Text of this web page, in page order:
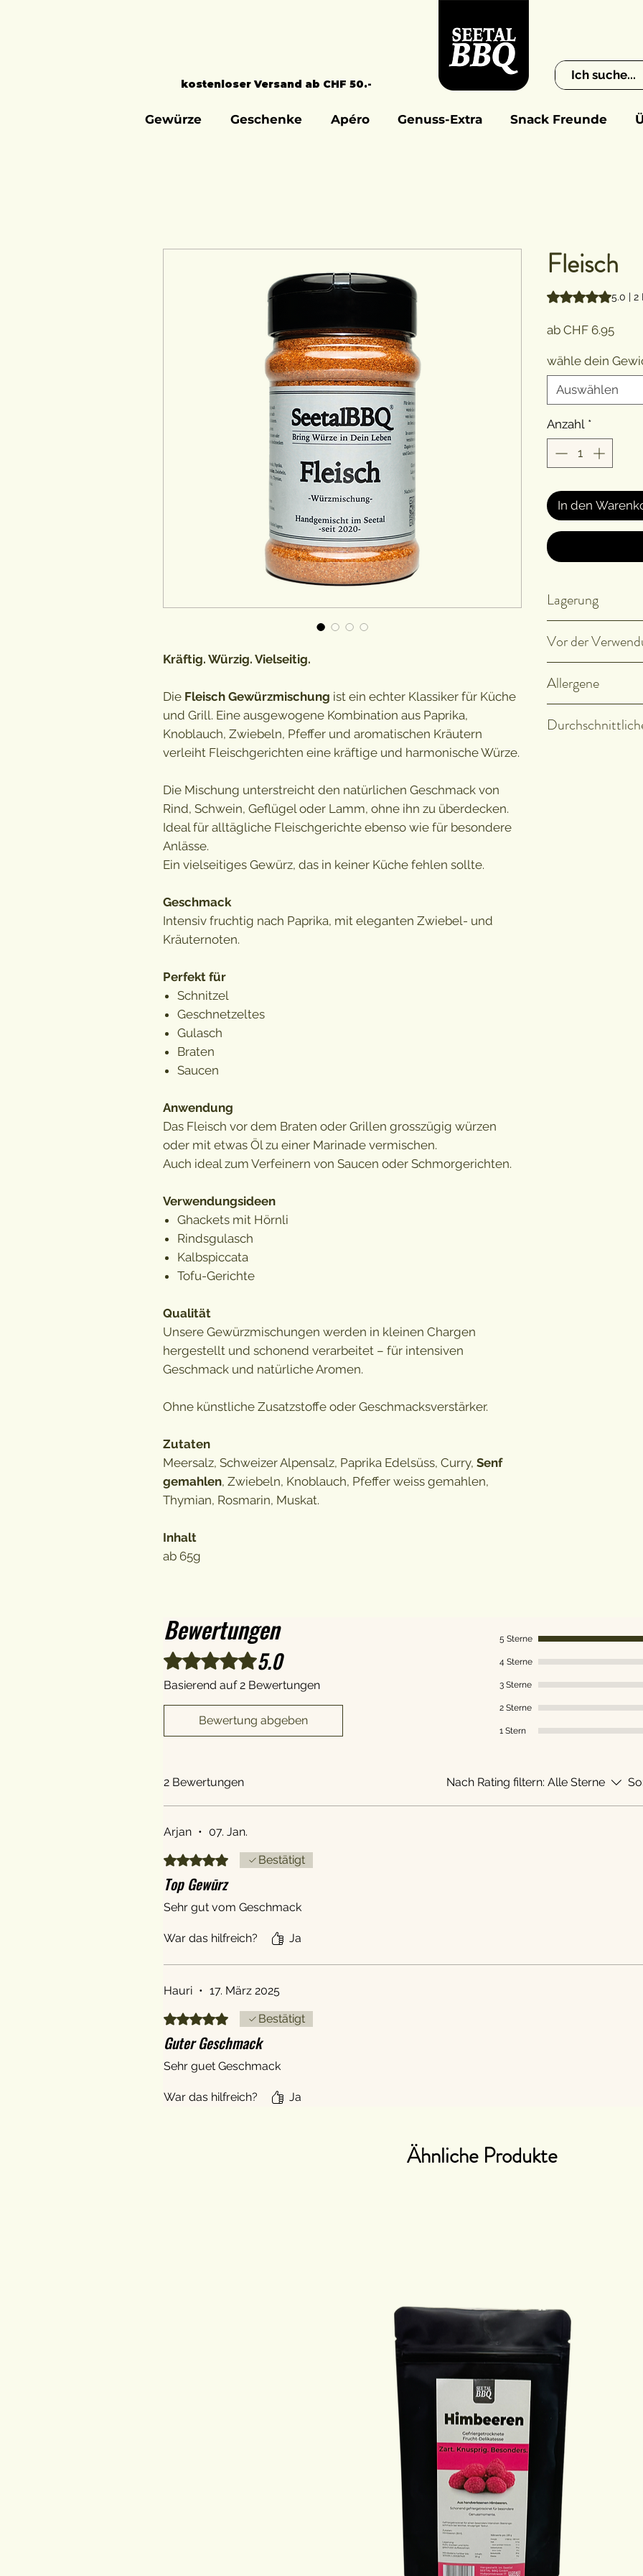
kostenloser Versand ab CHF 50.-
Gewürze Geschenke Apéro Genuss-Extra Snack Freunde
Kräftig. Würzig. Vielseitig.
Die Fleisch Gewürzmischung ist ein echter Klassiker für Küche
und Grill. Eine ausgewogene Kombination aus Paprika,
Knoblauch, Zwiebeln, Pfeffer und aromatischen Kräutern
verleiht Fleischgerichten eine kräftige und harmonische Würze.
Die Mischung unterstreicht den natürlichen Geschmack von
Rind, Schwein, Geflügel oder Lamm, ohne ihn zu überdecken.
Ideal für alltägliche Fleischgerichte ebenso wie für besondere
Anlässe.
Ein vielseitiges Gewürz, das in keiner Küche fehlen sollte.
Geschmack
Intensiv fruchtig nach Paprika, mit eleganten Zwiebel- und
Kräuternoten.
Perfekt für
Schnitzel
Geschnetzeltes
Gulasch
Braten
Saucen
Anwendung
Das Fleisch vor dem Braten oder Grillen grosszügig würzen
oder mit etwas Öl zu einer Marinade vermischen.
Auch ideal zum Verfeinern von Saucen oder Schmorgerichten.
Verwendungsideen
Ghackets mit Hörnli
Rindsgulasch
Kalbspiccata
Tofu-Gerichte
Qualität
Unsere Gewürzmischungen werden in kleinen Chargen
hergestellt und schonend verarbeitet – für intensiven
Geschmack und natürliche Aromen.
Ohne künstliche Zusatzstoffe oder Geschmacksverstärker.
Zutaten
Meersalz, Schweizer Alpensalz, Paprika Edelsüss, Curry, Senf
gemahlen, Zwiebeln, Knoblauch, Pfeffer weiss gemahlen,
Thymian, Rosmarin, Muskat.
Inhalt
ab 65g
Fleisch
Das Rating 5.0 | 2
ab CHF 6.95Sale-
wähle dein
Auswählen
Anzahl *
In den
Lagerung
Vor der
Rieselhilfen
Deshalb ist es
Verwendung
Allergene
enthalten.
Bewertungen
Mit 5 von 5 Sternen bewertet.
5.0
Basierend auf 2 Bewertungen
Bewertung abgeben
5 Sterne
4 Sterne
3 Sterne
2 Sterne
1 Stern
2 Bewertungen Nach Rating filtern: Alle Sterne
Arjan • 07. Jan.
Mit 5 von 5 Sternen bewertet.
Bestätigt
Top Gewūrz
Sehr gut vom Geschmack
War das hilfreich? Ja
Hauri • 17. März 2025
Mit 5 von 5 Sternen bewertet.
Bestätigt
Guter Geschmack
Sehr guet Geschmack
War das hilfreich? Ja
Ähnliche Produkte